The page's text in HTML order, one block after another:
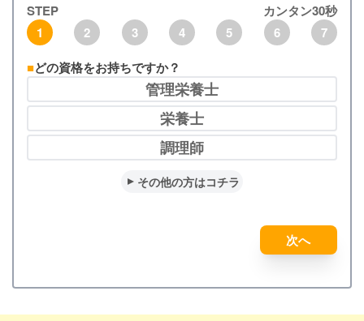
STEP
カンタン30秒
1
2 3 4 5 6
7
どの資格をお持ちですか？
管理栄養士
栄養士
調理師
その他の方はコチラ
次へ